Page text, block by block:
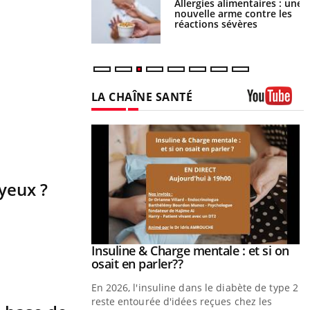
?
Allergies alimentaires : une
nouvelle arme contre les
réactions sévères
LA CHAÎNE SANTÉ
Youtube
Insuline & Charge mentale : et si on
osait en parler??Youtube
En 2026, l'insuline dans le diabète de type 2
reste entourée d'idées reçues chez les